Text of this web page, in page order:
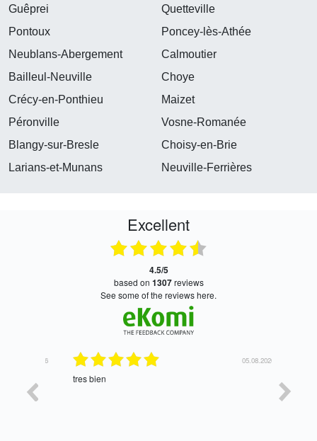
Guêprei
Quetteville
Pontoux
Poncey-lès-Athée
Neublans-Abergement
Calmoutier
Bailleul-Neuville
Choye
Crécy-en-Ponthieu
Maizet
Péronville
Vosne-Romanée
Blangy-sur-Bresle
Choisy-en-Brie
Larians-et-Munans
Neuville-Ferrières
Excellent
4.5/5
based on 1307reviews
see some of the reviews here.
05.08.2026
tres bien